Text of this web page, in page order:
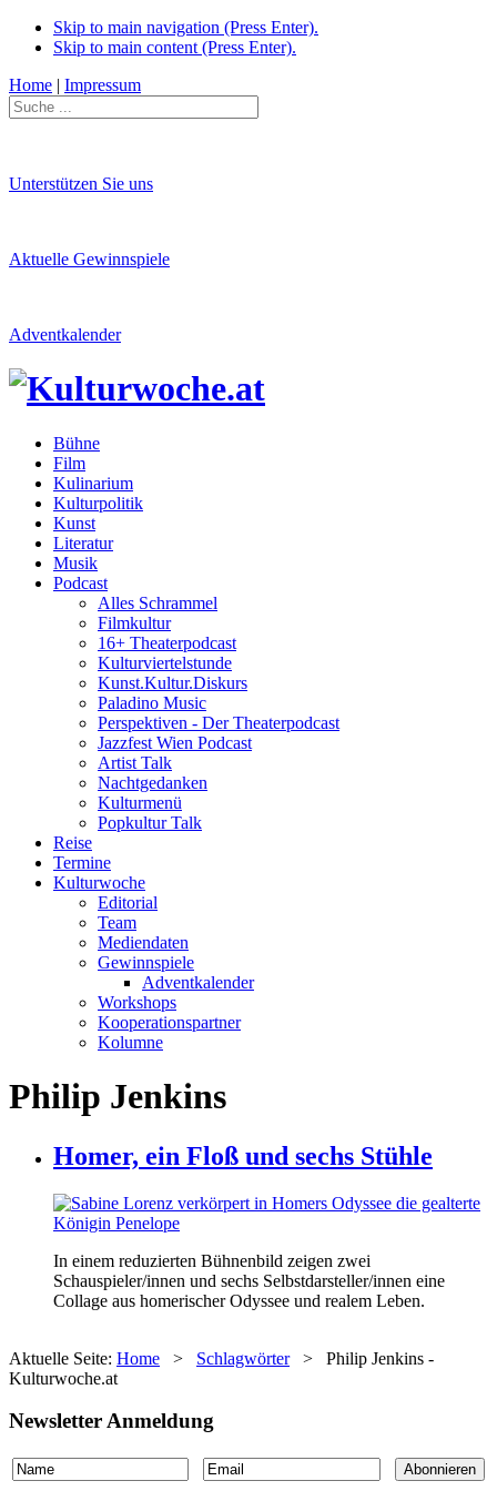
Skip to main navigation (Press Enter).
Skip to main content (Press Enter).
Home | Impressum
Unterstützen Sie uns
Aktuelle Gewinnspiele
Adventkalender
Bühne
Film
Kulinarium
Kulturpolitik
Kunst
Literatur
Musik
Podcast
Alles Schrammel
Filmkultur
16+ Theaterpodcast
Kulturviertelstunde
Kunst.Kultur.Diskurs
Paladino Music
Perspektiven - Der Theaterpodcast
Jazzfest Wien Podcast
Artist Talk
Nachtgedanken
Kulturmenü
Popkultur Talk
Reise
Termine
Kulturwoche
Editorial
Team
Mediendaten
Gewinnspiele
Adventkalender
Workshops
Kooperationspartner
Kolumne
Philip Jenkins
Homer, ein Floß und sechs Stühle
In einem reduzierten Bühnenbild zeigen zwei
Schauspieler/innen und sechs Selbstdarsteller/innen eine
Collage aus homerischer Odyssee und realem Leben.
Aktuelle Seite: Home > Schlagwörter > Philip Jenkins -
Kulturwoche.at
Newsletter Anmeldung